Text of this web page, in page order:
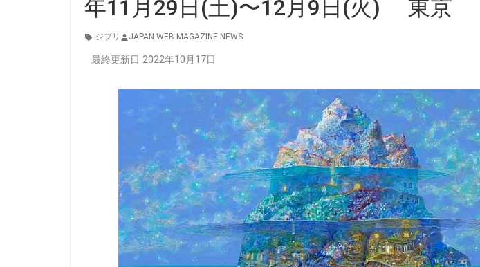
年11月29日(土)〜12月9日(火) 東京
ジブリ JAPAN WEB MAGAZINE NEWS
最終更新日 2022年10月17日